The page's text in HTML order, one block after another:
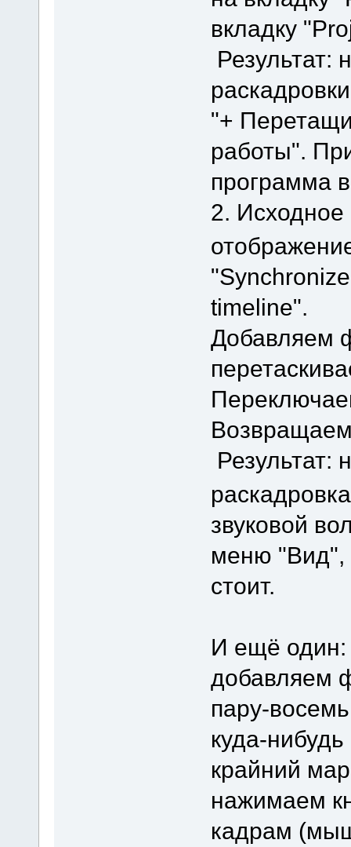
вкладку
Результат:
"+
работы".
программа
2.
timeline".
Добавляем
Результат:
звуковой
меню "Вид",
стоит.
И ещё один:
добавляем
пару-
куда-
крайний
нажимаем
кадрам